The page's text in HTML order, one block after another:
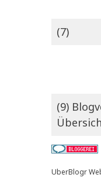
(7)
(9)
UberBlogr